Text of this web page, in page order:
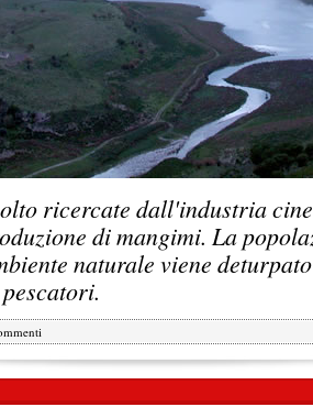
ricercate dall'industria
di mangimi. La
naturale viene